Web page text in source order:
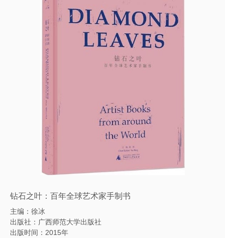
钻石之叶：百年全球艺术家手制书
主编：徐冰
出版社：广西师范大学出版社
出版时间：2015年